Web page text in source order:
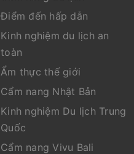
Điểm đến hấp dẫn
Kinh nghiệm du lịch an
toàn
Ẩm thực thế giới
Cẩm nang Nhật Bản
Kinh nghiệm Du lịch Trung
Quốc
Cẩm nang Vivu Bali